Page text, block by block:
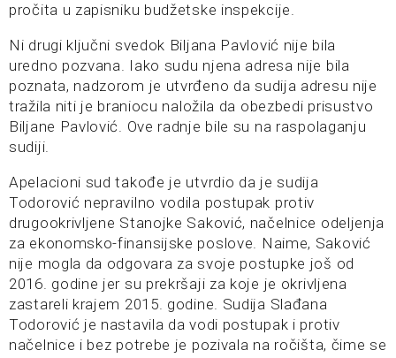
pročita u zapisniku budžetske inspekcije.
Ni drugi ključni svedok Biljana Pavlović nije bila
uredno pozvana. Iako sudu njena adresa nije bila
poznata, nadzorom je utvrđeno da sudija adresu nije
tražila niti je braniocu naložila da obezbedi prisustvo
Biljane Pavlović. Ove radnje bile su na raspolaganju
sudiji.
Apelacioni sud takođe je utvrdio da je sudija
Todorović nepravilno vodila postupak protiv
drugookrivljene Stanojke Saković, načelnice odeljenja
za ekonomsko-finansijske poslove. Naime, Saković
nije mogla da odgovara za svoje postupke još od
2016. godine jer su prekršaji za koje je okrivljena
zastareli krajem 2015. godine. Sudija Slađana
Todorović je nastavila da vodi postupak i protiv
načelnice i bez potrebe je pozivala na ročišta, čime se